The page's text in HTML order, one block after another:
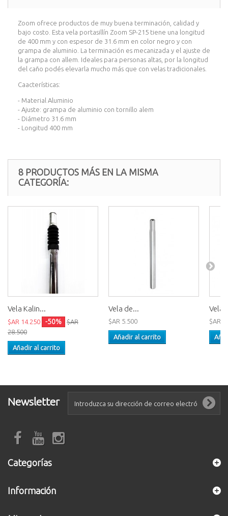
Zoom ofrece productos de muy buena terminación, calidad y
bajo costo. Esta vela portasillín Zoom SP-215 tiene una longitud
de 400 mm y con espesor de 31.6 mm en color negro y con
grampa de aluminio. La terminación es mecanizada y el ajuste de
la grampa con allem. Ideales para personas altas, por la longitud
del caño podés elevarla mucho más que con velas tradicionales.
Caacterísticas:
- Material Aluminio
- Ajuste: grampa de aluminio con tornillo alem
- Diámetro 31.6 mm
- Longitud 400 mm
8 PRODUCTOS MÁS EN LA MISMA
CATEGORÍA:
Vela Kalin...
$AR 14.250 -50%
$AR
28.500
Añadir al carrito
Vela de...
$AR 5.500
Añadir al carrito
Vela
$AR
Newsletter
Categorías
Información